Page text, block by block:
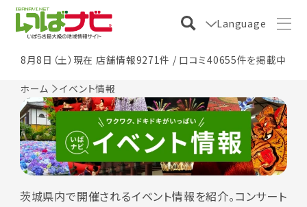
Language
8月8日（土）現在 店舗情報9271件 / 口コミ40655件を掲載中
ホーム イベント情報
茨城県内で開催されるイベント情報を紹介。コンサート